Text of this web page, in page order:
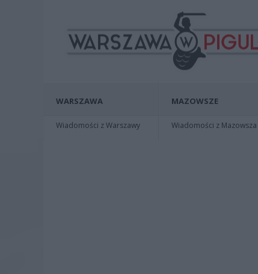
WARSZAWA
Wiadomości z Warszawy
MAZOWSZE
Wiadomości z Mazowsza